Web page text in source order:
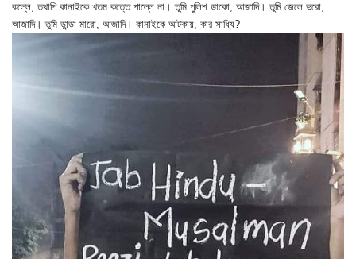
কল্লে, তথাপি কানাইকে খতম কত্তে পাল্লে না। তুমি পুলিশ ডাকো, আজাদি। তুমি জেলে ভরো,
আজাদি। তুমি ডান্ডা মারো, আজাদি। কানাইকে আটকায়, কার সাধ্যি?